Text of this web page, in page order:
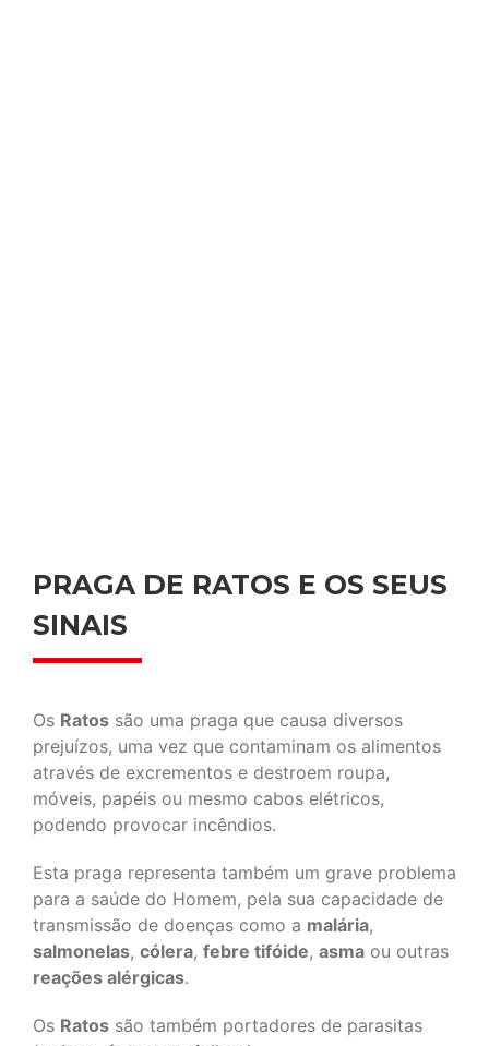
PRAGA DE RATOS E OS SEUS
SINAIS
Os Ratos são uma praga que causa diversos
prejuízos, uma vez que contaminam os alimentos
através de excrementos e destroem roupa,
móveis, papéis ou mesmo cabos elétricos,
podendo provocar incêndios.
Esta praga representa também um grave problema
para a saúde do Homem, pela sua capacidade de
transmissão de doenças como a malária,
salmonelas, cólera, febre tifóide, asma ou outras
reações alérgicas.
Os Ratos são também portadores de parasitas